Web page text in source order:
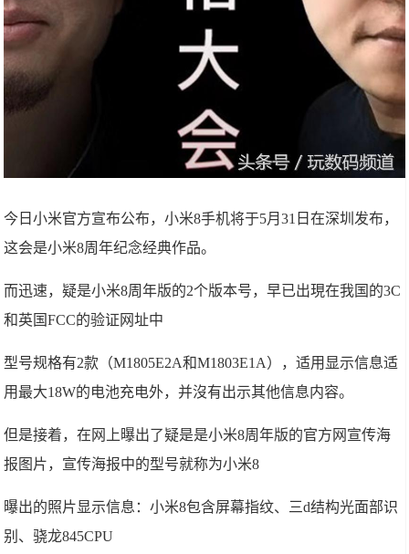
今日小米官方宣布公布，小米8手机将于5月31日在深圳发布，
这会是小米8周年纪念经典作品。
而迅速，疑是小米8周年版的2个版本号，早已出現在我国的3C
和英国FCC的验证网址中
型号规格有2款（M1805E2A和M1803E1A），适用显示信息适
用最大18W的电池充电外，并沒有出示其他信息内容。
但是接着，在网上曝出了疑是是小米8周年版的官方网宣传海
报图片，宣传海报中的型号就称为小米8
曝出的照片显示信息：小米8包含屏幕指纹、三d结构光面部识
别、骁龙845CPU